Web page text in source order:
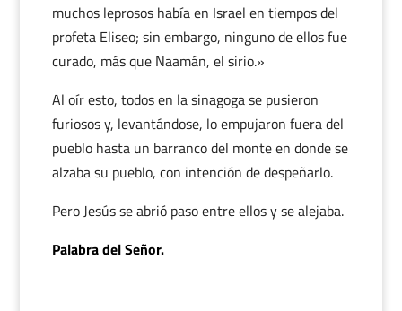
muchos leprosos había en Israel en tiempos del
profeta Eliseo; sin embargo, ninguno de ellos fue
curado, más que Naamán, el sirio.»
Al oír esto, todos en la sinagoga se pusieron
furiosos y, levantándose, lo empujaron fuera del
pueblo hasta un barranco del monte en donde se
alzaba su pueblo, con intención de despeñarlo.
Pero Jesús se abrió paso entre ellos y se alejaba.
Palabra del Señor.